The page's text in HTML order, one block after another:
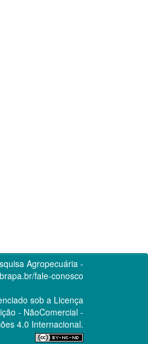
Agropecuária -
fale-conosco
sob a Licença
- NãoComercial -
4.0 Internacional.